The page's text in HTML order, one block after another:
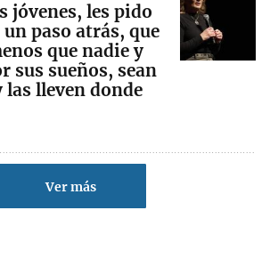
jóvenes, les pido
paso atrás, que
que nadie y
sus sueños, sean
las lleven donde
Ver más